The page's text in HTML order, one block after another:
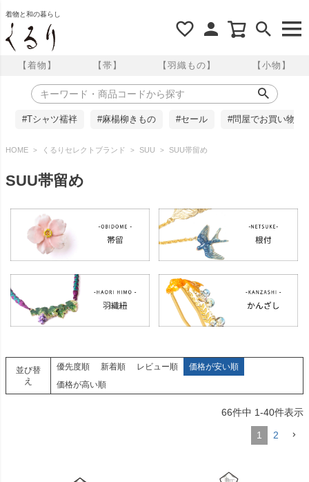
着物と和の暮らし
【着物】 【帯】 【羽織もの】 【小物】
#Tシャツ襦袢 #麻楊柳きもの #セール #問屋でお買い物
HOME くるりセレクトブランド SUU SUU帯留め
SUU帯留め
並び替
え
優先度順 新着順 レビュー順
価格が安い順
価格が高い順
66件中 1-40件表示
1 2